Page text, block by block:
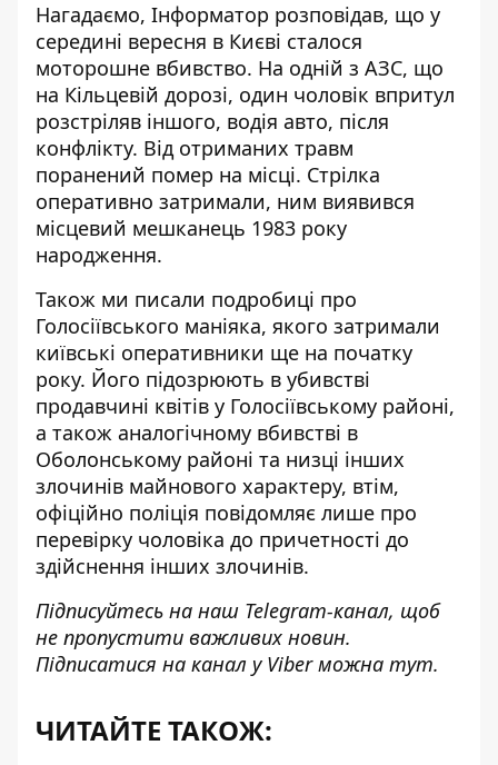
Нагадаємо, Інформатор розповідав, що у
середині вересня в Києві сталося
моторошне вбивство. На одній з АЗС, що
на Кільцевій дорозі, один чоловік впритул
розстріляв іншого, водія авто, після
конфлікту. Від отриманих травм
поранений помер на місці. Стрілка
оперативно затримали, ним виявився
місцевий мешканець 1983 року
народження.
Також ми писали подробиці про
Голосіївського маніяка, якого затримали
київські оперативники ще на початку
року. Його підозрюють в убивстві
продавчині квітів у Голосіївському районі,
а також аналогічному вбивстві в
Оболонському районі та низці інших
злочинів майнового характеру, втім,
офіційно поліція повідомляє лише про
перевірку чоловіка до причетності до
здійснення інших злочинів.
Підписуйтесь на наш Telegram-канал, щоб
не пропустити важливих новин.
Підписатися на канал у Viber можна тут.
ЧИТАЙТЕ ТАКОЖ: